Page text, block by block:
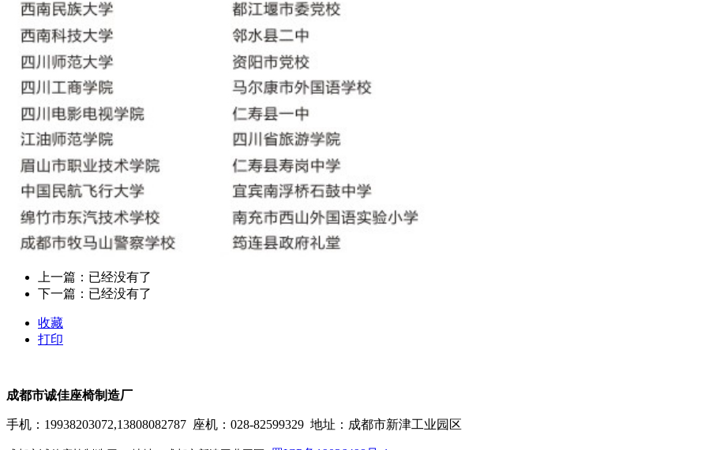
上一篇：已经没有了
下一篇：已经没有了
收藏
打印
成都市诚佳座椅制造厂
手机：19938203072,13808082787 座机：028-82599329 地址：成都市新津工业园区